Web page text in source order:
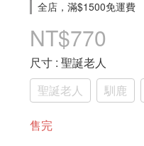
全店，滿$1500免運費
NT$770
尺寸 : 聖誕老人
聖誕老人
馴鹿
售完